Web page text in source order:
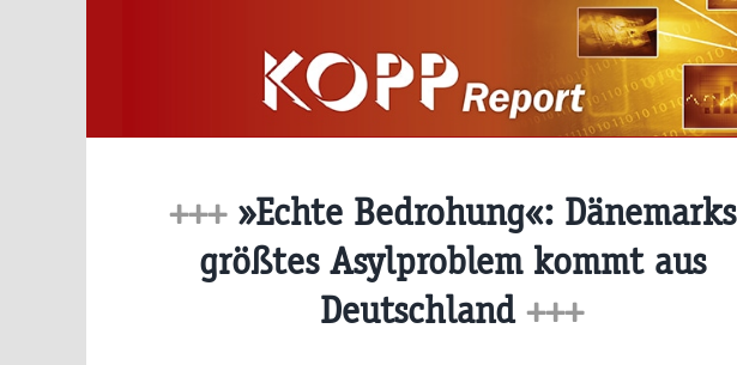
+++ »Echte Bedrohung«: Dänemarks
größtes Asylproblem kommt aus
Deutschland +++